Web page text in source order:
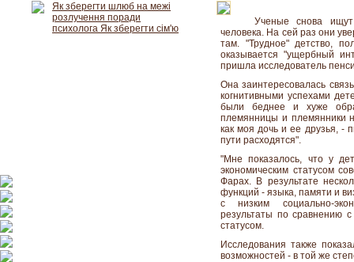
Ученые снова
человека. На сей раз они
там. "Трудное" детство,
оказывается "ущербный
пришла исследователь
Она заинтересовалась
когнитивными успехами
были беднее и хуже
племянницы и племянники
как моя дочь и ее друзья, -
пути расходятся".
"Мне показалось, что у
экономическим статусом
Фарах. В результате
функций - языка, памяти и
с низким социально-
результаты по сравнению
статусом.
Исследования также
возможностей - в той же
Як зберегти шлюб на межі
розлучення поради
психолога Як зберегти сім'ю